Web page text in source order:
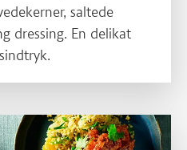
saltede
tagine af gris